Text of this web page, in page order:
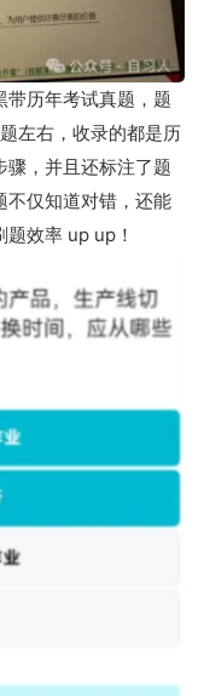
带历年考试真题，题
左右，收录的都是历
骤，并且还标注了题
不仅知道对错，还能
效率 up up！